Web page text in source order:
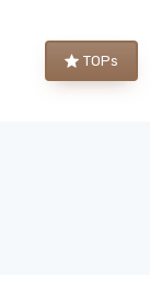
TOPs
×
!
par
vraiment